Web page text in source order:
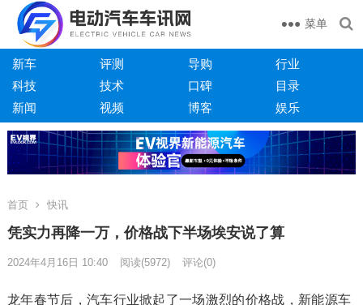
菜单
新车 评测 导购
行业
科技
技术 口碑
目录
新闻
视频 博客 娱乐
首页 快讯
凭实力再降一万，价格战下半场埃安说了算
2024年4月16日 10:40 阅读(5972) 评论(0)
龙年春节后，汽车行业掀起了一场激烈的价格战，新能源车